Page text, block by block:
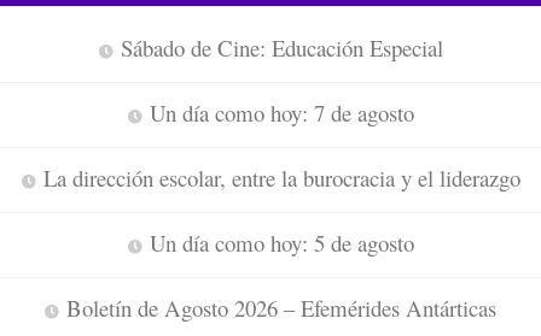
Sábado de Cine: Educación Especial
Un día como hoy: 7 de agosto
La dirección escolar, entre la burocracia y el liderazgo
Un día como hoy: 5 de agosto
Boletín de Agosto 2026 – Efemérides Antárticas